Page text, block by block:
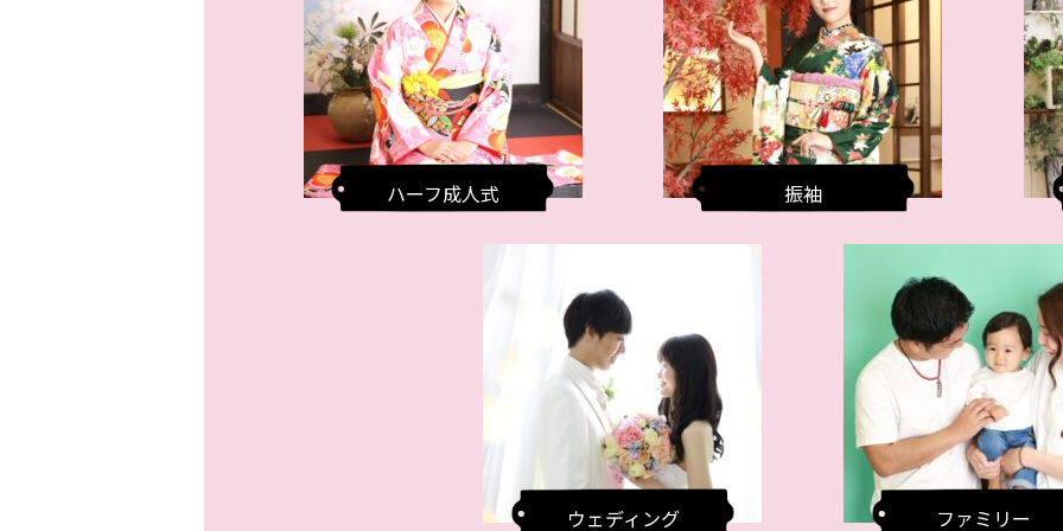
ハーフ成人式 振袖
ウェディング ファミリー